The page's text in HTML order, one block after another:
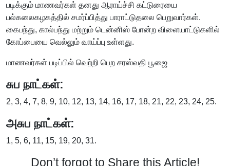
படிக்கும் மாணவர்கள் தனது ஆராய்ச்சி கட்டுரையை
பல்கலைகழகத்தில் சமர்ப்பித்து பாராட்டுதலை பெறுவார்கள்.
கைபந்து, கால்பந்து மற்றும் டென்னிஸ் போன்ற விளையாட்டுகளில்
கோப்பையை வெல்லும் வாய்ப்பு உள்ளது.
மாணவர்கள் படிப்பில் வெற்றி பெற சரஸ்வதி பூஜை
சுப நாட்கள்:
2, 3, 4, 7, 8, 9, 10, 12, 13, 14, 16, 17, 18, 21, 22, 23, 24, 25.
அசுப நாட்கள்:
1, 5, 6, 11, 15, 19, 20, 31.
Don’t forgot to Share this Article!